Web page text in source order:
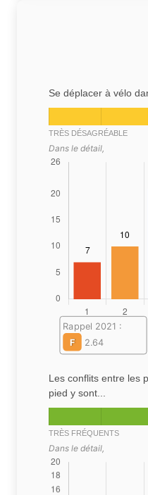
Se déplacer à vélo
TRÈS DÉSAGRÉABLE
Dans le détail,
Rappel 2021 :
F
2.64
Les conflits entre les
pied y sont...
TRÈS FRÉQUENTS
Dans le détail,